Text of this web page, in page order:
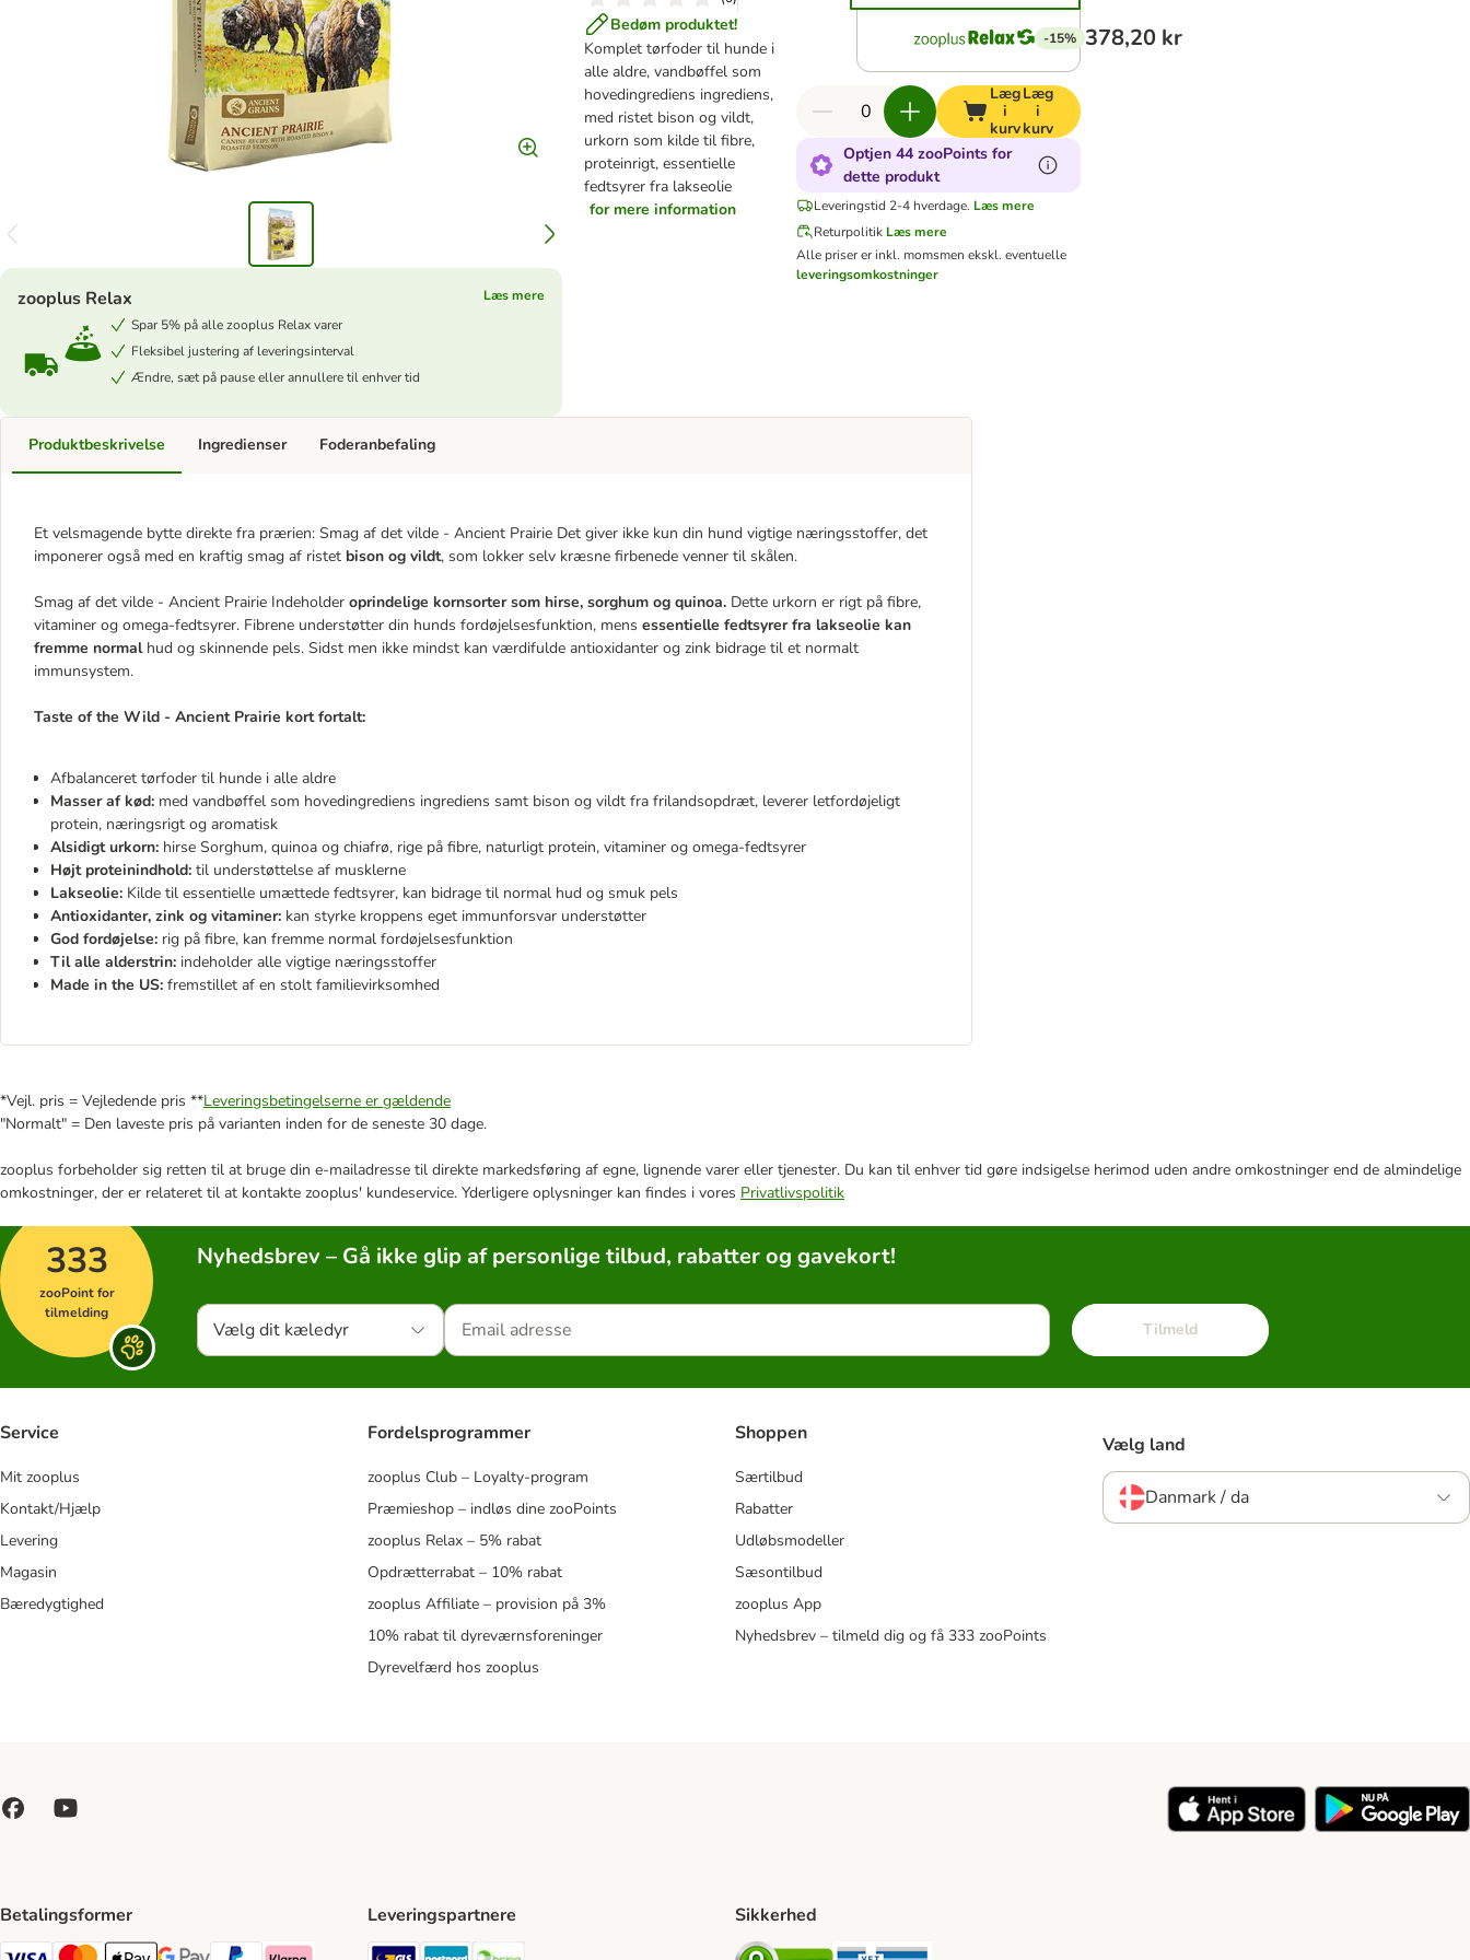
Bedøm produktet!
Komplet tørfoder til hunde i
alle aldre, vandbøffel som
hovedingrediens ingrediens,
med ristet bison og vildt,
urkorn som kilde til fibre,
proteinrigt, essentielle
fedtsyrer fra lakseolie
for mere information
zooplus Relax
Læs mere
Spar 5% på alle zooplus Relax varer
Fleksibel justering af leveringsinterval
Ændre, sæt på pause eller annullere til enhver tid
-15% 378,20 kr
Læg
i
kurv
Læg
i
kurv
Optjen 44 zooPoints for
dette produkt
Leveringstid 2-4 hverdage. Læs mere
Returpolitik Læs mere
Alle priser er inkl. momsmen ekskl. eventuelle
leveringsomkostninger
Produktbeskrivelse
Et velsmagende bytte direkte fra prærien: Smag af det vilde - Ancient Prairie Det giver ikke kun din hund vigtige næringsstoffer, det
imponerer også med en kraftig smag af ristet bison og vildt, som lokker selv kræsne firbenede venner til skålen.
Smag af det vilde - Ancient Prairie Indeholder oprindelige kornsorter som hirse, sorghum og quinoa. Dette urkorn er rigt på fibre,
vitaminer og omega-fedtsyrer. Fibrene understøtter din hunds fordøjelsesfunktion, mens essentielle fedtsyrer fra lakseolie kan
fremme normalhud og skinnende pels. Sidst men ikke mindst kan værdifulde antioxidanter og zink bidrage til et normalt
immunsystem.
Taste of the Wild - Ancient Prairie kort fortalt:
Afbalanceret tørfoder til hunde i alle aldre
Masser af kød: med vandbøffel som hovedingrediens ingrediens samt bison og vildt fra frilandsopdræt, leverer letfordøjeligt
protein, næringsrigt og aromatisk
Alsidigt urkorn: hirse Sorghum, quinoa og chiafrø, rige på fibre, naturligt protein, vitaminer og omega-fedtsyrer
Højt proteinindhold: til understøttelse af musklerne
Lakseolie: Kilde til essentielle umættede fedtsyrer, kan bidrage til normal hud og smuk pels
Antioxidanter, zink og vitaminer: kan styrke kroppens eget immunforsvar understøtter
God fordøjelse: rig på fibre, kan fremme normal fordøjelsesfunktion
Til alle alderstrin: indeholder alle vigtige næringsstoffer
Made in the US: fremstillet af en stolt familievirksomhed
Ingredienser Foderanbefaling
*Vejl. pris = Vejledende pris **Leveringsbetingelserne er gældende
"Normalt" = Den laveste pris på varianten inden for de seneste 30 dage.
zooplus forbeholder sig retten til at bruge din e-mailadresse til direkte markedsføring af egne, lignende varer eller tjenester. Du kan til enhver tid gøre indsigelse herimod uden andre omkostninger end de almindelige
omkostninger, der er relateret til at kontakte zooplus' kundeservice. Yderligere oplysninger kan findes i vores Privatlivspolitik
333
zooPoint for
tilmelding
Nyhedsbrev – Gå ikke glip af personlige tilbud, rabatter og gavekort!
Vælg dit kæledyr Tilmeld
Service
Mit zooplus
Kontakt/Hjælp
Levering
Magasin
Bæredygtighed
Fordelsprogrammer
zooplus Club – Loyalty-program
Præmieshop – indløs dine zooPoints
zooplus Relax – 5% rabat
Opdrætterrabat – 10% rabat
zooplus Affiliate – provision på 3%
10% rabat til dyreværnsforeninger
Dyrevelfærd hos zooplus
Shoppen
Særtilbud
Rabatter
Udløbsmodeller
Sæsontilbud
zooplus App
Nyhedsbrev – tilmeld dig og få 333 zooPoints
Vælg land
Danmark / da
Betalingsformer Leveringspartnere
GLS Shipping Method
Postnord Shipping Method
Sikkerhed
Security